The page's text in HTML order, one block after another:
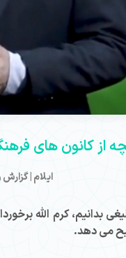
از کانون های
ایلام |
بدانیم، کرم الله
می دهد.